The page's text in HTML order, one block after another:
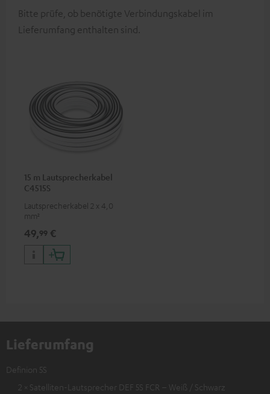
Bitte prüfe, ob benötigte Verbindungskabel im
Lieferumfang enthalten sind.
15 m Lautsprecherkabel
C4515S
Lautsprecherkabel 2 x 4,0
mm²
49,99 €
Lieferumfang
Definion 5S
2 × Satelliten-Lautsprecher DEF 5S FCR – Weiß / Schwarz